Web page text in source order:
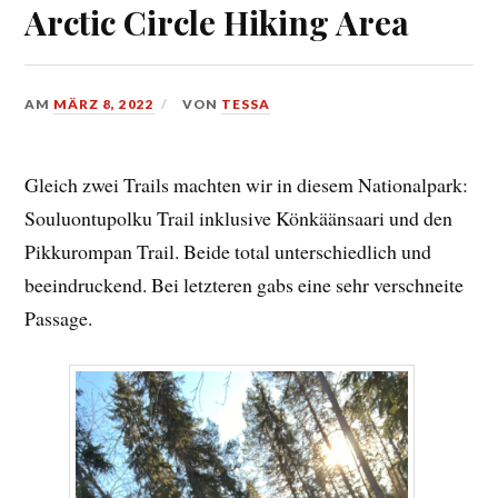
Arctic Circle Hiking Area
AM MÄRZ 8, 2022 VON TESSA
Gleich zwei Trails machten wir in diesem Nationalpark:
Souluontupolku Trail inklusive Könkäänsaari und den
Pikkurompan Trail. Beide total unterschiedlich und
beeindruckend. Bei letzteren gabs eine sehr verschneite
Passage.